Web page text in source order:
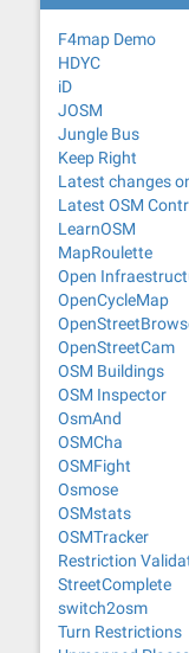
F4map Demo
HDYC
iD
JOSM
Jungle Bus
Keep Right
Latest changes
Latest OSM
LearnOSM
MapRoulette
Open
OpenCycleMap
OpenStreetCam
OSM Buildings
OSM Inspector
OsmAnd
OSMCha
OSMFight
Osmose
OSMstats
OSMTracker
Restriction
StreetComplete
switch2osm
Turn Restrictions